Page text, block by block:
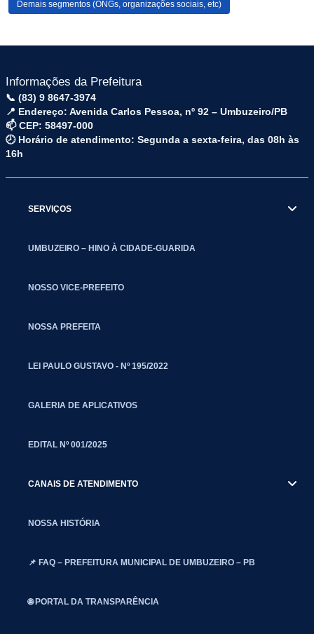
Demais segmentos (ONGs, organizações sociais, etc)
Informações da Prefeitura
📞 (83) 9 8647-3974
📍 Endereço: Avenida Carlos Pessoa, nº 92 – Umbuzeiro/PB
📫 CEP: 58497-000
🕗 Horário de atendimento: Segunda a sexta-feira, das 08h às
16h
SERVIÇOS
UMBUZEIRO – HINO À CIDADE-GUARIDA
NOSSO VICE-PREFEITO
NOSSA PREFEITA
LEI PAULO GUSTAVO - Nº 195/2022
GALERIA DE APLICATIVOS
EDITAL Nº 001/2025
CANAIS DE ATENDIMENTO
NOSSA HISTÓRIA
📌 FAQ – PREFEITURA MUNICIPAL DE UMBUZEIRO – PB
🌐 PORTAL DA TRANSPARÊNCIA